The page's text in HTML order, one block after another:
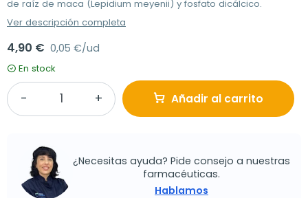
de raíz de maca (Lepidium meyenii) y fosfato dicálcico.
Ver descripción completa
4,90 € 0,05 €/ud
En stock
Añadir al carrito
¿Necesitas ayuda? Pide consejo a nuestras
farmacéuticas.
Hablamos